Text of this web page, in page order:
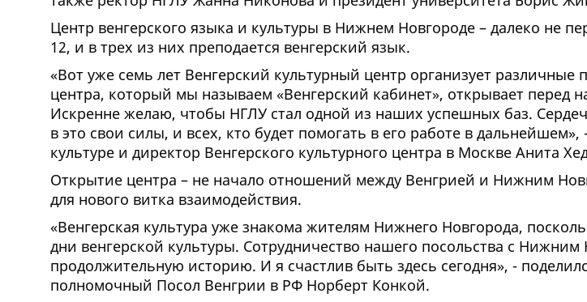
Центр венгерского языка и культуры в Нижнем Новгороде – далеко не
12, и в трех из них преподается венгерский язык.
«Вот уже семь лет Венгерский культурный центр организует
центра, который мы называем «Венгерский кабинет», открывает перед
Искренне желаю, чтобы НГЛУ стал одной из наших успешных баз.
в это свои силы, и всех, кто будет помогать в его работе в дальнейшем»,
культуре и директор Венгерского культурного центра в Москве Анита
Открытие центра – не начало отношений между Венгрией и Нижним
для нового витка взаимодействия.
«Венгерская культура уже знакома жителям Нижнего Новгорода,
дни венгерской культуры. Сотрудничество нашего посольства с
продолжительную историю. И я счастлив быть здесь сегодня», -
полномочный Посол Венгрии в РФ Норберт Конкой.